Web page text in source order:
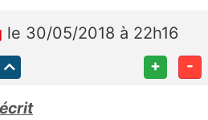
le 30/05/2018 à 22h16
+ -